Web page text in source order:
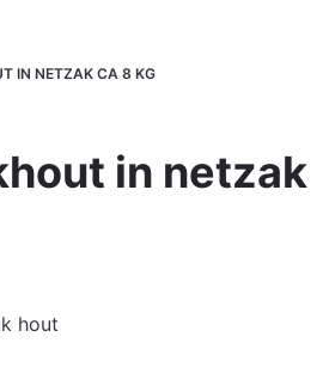
IN NETZAK CA 8 KG
in netzak
hout